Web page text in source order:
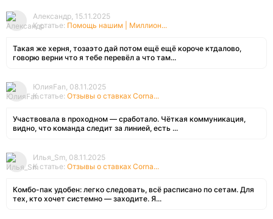
Александр, 15.11.2025
К статье: Помощь нашим | Миллион...
Такая же херня, тозаэто дай потом ещё ещё короче ктдалово,
говорю верни что я тебе перевёл а что там...
ЮлияFan, 08.11.2025
К статье: Отзывы о ставках Corna...
Участвовала в проходном — сработало. Чёткая коммуникация,
видно, что команда следит за линией, есть ...
Илья_Sm, 08.11.2025
К статье: Отзывы о ставках Corna...
Комбо-пак удобен: легко следовать, всё расписано по сетам. Для
тех, кто хочет системно — заходите. Я...